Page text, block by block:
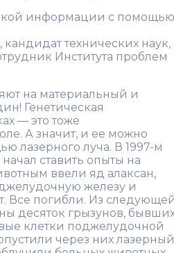
информации с помощью
технических наук,
Института проблем
на материальный и
Генетическая
— это тоже
А значит, и ее можно
лазерного луча. В 1997-м
ставить опыты на
ввели яд алаксан,
железу и
Все погибли. Из
десяток грызунов,
клетки поджелудочной
через них лазерный